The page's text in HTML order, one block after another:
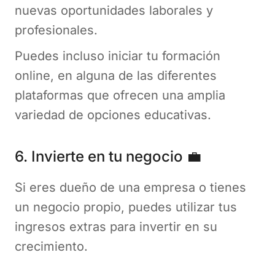
nuevas oportunidades laborales y
profesionales.
Puedes incluso iniciar tu formación
online, en alguna de las diferentes
plataformas que ofrecen una amplia
variedad de opciones educativas.
6. Invierte en tu negocio 💼
Si eres dueño de una empresa o tienes
un negocio propio, puedes utilizar tus
ingresos extras para invertir en su
crecimiento.